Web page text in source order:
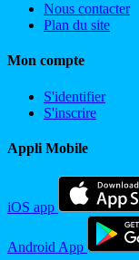
Nous contacter
Plan du site
Mon compte
S'identifier
S'inscrire
Appli Mobile
iOS app
Android App